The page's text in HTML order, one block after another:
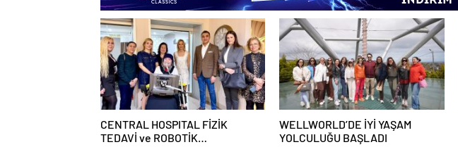
CENTRAL HOSPITAL FİZİK
TEDAVİ ve ROBOTİK
WELLWORLD’DE İYİ YAŞAM
YOLCULUĞU BAŞLADI